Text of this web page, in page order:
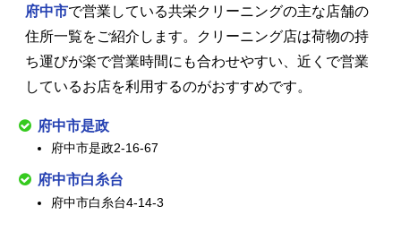
府中市で営業している共栄クリーニングの主な店舗の
住所一覧をご紹介します。クリーニング店は荷物の持
ち運びが楽で営業時間にも合わせやすい、近くで営業
しているお店を利用するのがおすすめです。
府中市是政
府中市是政2-16-67
府中市白糸台
府中市白糸台4-14-3